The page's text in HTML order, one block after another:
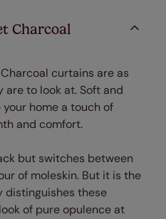
Charcoal
curtains are as
to look at. Soft and
home a touch of
and comfort.
but switches between
of moleskin. But it is the
distinguishes these
of pure opulence at